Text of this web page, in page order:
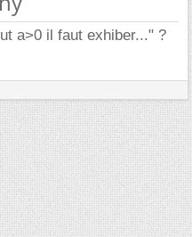
a>0 il faut exhiber..." ?